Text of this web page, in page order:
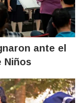
ante el
Niños